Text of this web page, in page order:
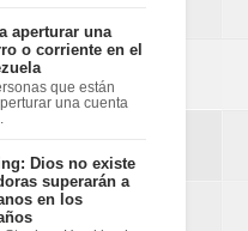
aperturar una
o corriente en el
que están
una cuenta
Dios no existe
superarán a
en los